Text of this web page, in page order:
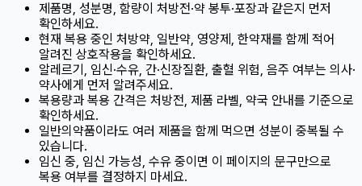
제품명, 성분명, 함량이 처방전·약 봉투·포장과 같은지 먼저
확인하세요.
현재 복용 중인 처방약, 일반약, 영양제, 한약재를 함께 적어
알려진 상호작용을 확인하세요.
알레르기, 임신·수유, 간·신장질환, 출혈 위험, 음주 여부는 의사·
약사에게 먼저 알려주세요.
복용량과 복용 간격은 처방전, 제품 라벨, 약국 안내를 기준으로
확인하세요.
일반의약품이라도 여러 제품을 함께 먹으면 성분이 중복될 수
있습니다.
임신 중, 임신 가능성, 수유 중이면 이 페이지의 문구만으로
복용 여부를 결정하지 마세요.